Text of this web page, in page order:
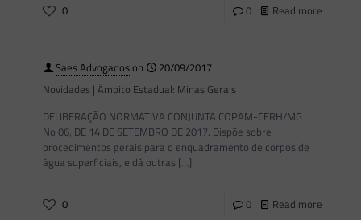
0 0 Read more
Saes Advogadoson
20/09/2017
Novidades | Âmbito Estadual: Minas Gerais
DELIBERAÇÃO NORMATIVA CONJUNTA COPAM-CERH/MG
No 06, DE 14 DE SETEMBRO DE 2017. Dispõe sobre
procedimentos gerais para o enquadramento de corpos de
água superficiais, e dá outras […]
0 0 Read more